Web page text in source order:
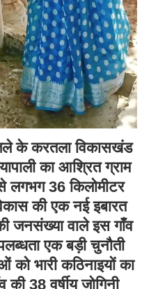
के करतला विकासखंड
का आश्रित ग्राम
लगभग 36 किलोमीटर
की एक नई इबारत
जनसंख्या वाले इस गाँव
एक बड़ी चुनौती
भारी कठिनाइयों का
38 वर्षीय जोगिनी